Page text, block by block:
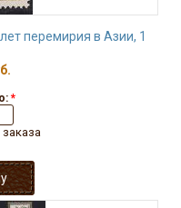
перемирия в Азии, 1
*